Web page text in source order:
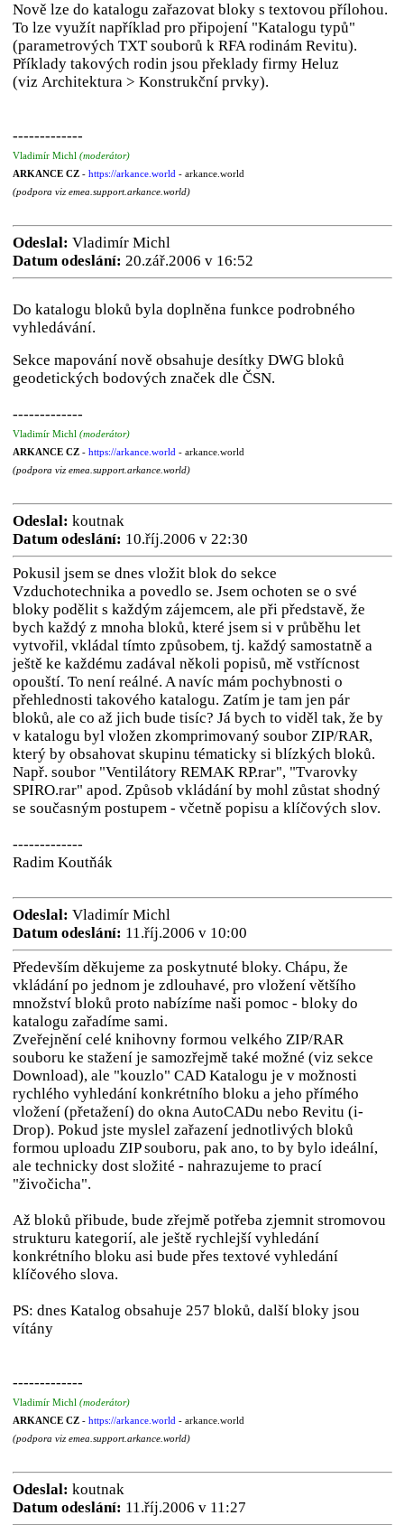
Nově lze do katalogu zařazovat bloky s textovou přílohou.
To lze využít například pro připojení "Katalogu typů"
(parametrových TXT souborů k RFA rodinám Revitu).
Příklady takových rodin jsou překlady firmy Heluz
(viz Architektura > Konstrukční prvky).
-------------
Vladimír Michl (moderátor)
ARKANCE CZ- https://arkance.world - arkance.world
(podpora viz emea.support.arkance.world)
Odeslal: Vladimír Michl
Datum odeslání: 20.zář.2006 v 16:52
Do katalogu bloků byla doplněna funkce podrobného
vyhledávání.
Sekce mapování nově obsahuje desítky DWG bloků
geodetických bodových značek dle ČSN.
-------------
Vladimír Michl (moderátor)
ARKANCE CZ- https://arkance.world - arkance.world
(podpora viz emea.support.arkance.world)
Odeslal: koutnak
Datum odeslání: 10.říj.2006 v 22:30
Pokusil jsem se dnes vložit blok do sekce
Vzduchotechnika a povedlo se. Jsem ochoten se o své
bloky podělit s každým zájemcem, ale při představě, že
bych každý z mnoha bloků, které jsem si v průběhu let
vytvořil, vkládal tímto způsobem, tj. každý samostatně a
ještě ke každému zadával několi popisů, mě vstřícnost
opouští. To není reálné. A navíc mám pochybnosti o
přehlednosti takového katalogu. Zatím je tam jen pár
bloků, ale co až jich bude tisíc? Já bych to viděl tak, že by
v katalogu byl vložen zkomprimovaný soubor ZIP/RAR,
který by obsahovat skupinu tématicky si blízkých bloků.
Např. soubor "Ventilátory REMAK RP.rar", "Tvarovky
SPIRO.rar" apod. Způsob vkládání by mohl zůstat shodný
se současným postupem - včetně popisu a klíčových slov.
-------------
Radim Koutňák
Odeslal: Vladimír Michl
Datum odeslání: 11.říj.2006 v 10:00
Především děkujeme za poskytnuté bloky. Chápu, že
vkládání po jednom je zdlouhavé, pro vložení většího
množství bloků proto nabízíme naši pomoc - bloky do
katalogu zařadíme sami.
Zveřejnění celé knihovny formou velkého ZIP/RAR
souboru ke stažení je samozřejmě také možné (viz sekce
Download), ale "kouzlo" CAD Katalogu je v možnosti
rychlého vyhledání konkrétního bloku a jeho přímého
vložení (přetažení) do okna AutoCADu nebo Revitu (i-
Drop). Pokud jste myslel zařazení jednotlivých bloků
formou uploadu ZIP souboru, pak ano, to by bylo ideální,
ale technicky dost složité - nahrazujeme to prací
"živočicha".
Až bloků přibude, bude zřejmě potřeba zjemnit stromovou
strukturu kategorií, ale ještě rychlejší vyhledání
konkrétního bloku asi bude přes textové vyhledání
klíčového slova.
PS: dnes Katalog obsahuje 257 bloků, další bloky jsou
vítány
-------------
Vladimír Michl (moderátor)
ARKANCE CZ- https://arkance.world - arkance.world
(podpora viz emea.support.arkance.world)
Odeslal: koutnak
Datum odeslání: 11.říj.2006 v 11:27